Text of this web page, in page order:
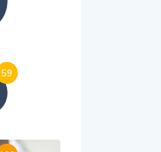
59